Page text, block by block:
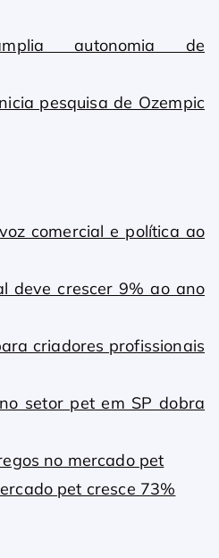
autonomia de
pesquisa de Ozempic
comercial e política ao
deve crescer 9% ao ano
criadores profissionais
setor pet em SP dobra
no mercado pet
pet cresce 73%